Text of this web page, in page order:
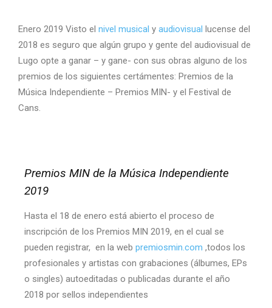
Enero 2019 Visto el nivel musical y audiovisual lucense del
2018 es seguro que algún grupo y gente del audiovisual de
Lugo opte a ganar – y gane- con sus obras alguno de los
premios de los siguientes certámentes: Premios de la
Música Independiente – Premios MIN- y el Festival de
Cans.
Premios MIN de la Música Independiente
2019
Hasta el 18 de enero está abierto el proceso de
inscripción de los Premios MIN 2019, en el cual se
pueden registrar, en la web premiosmin.com ,todos los
profesionales y artistas con grabaciones (álbumes, EPs
o singles) autoeditadas o publicadas durante el año
2018 por sellos independientes